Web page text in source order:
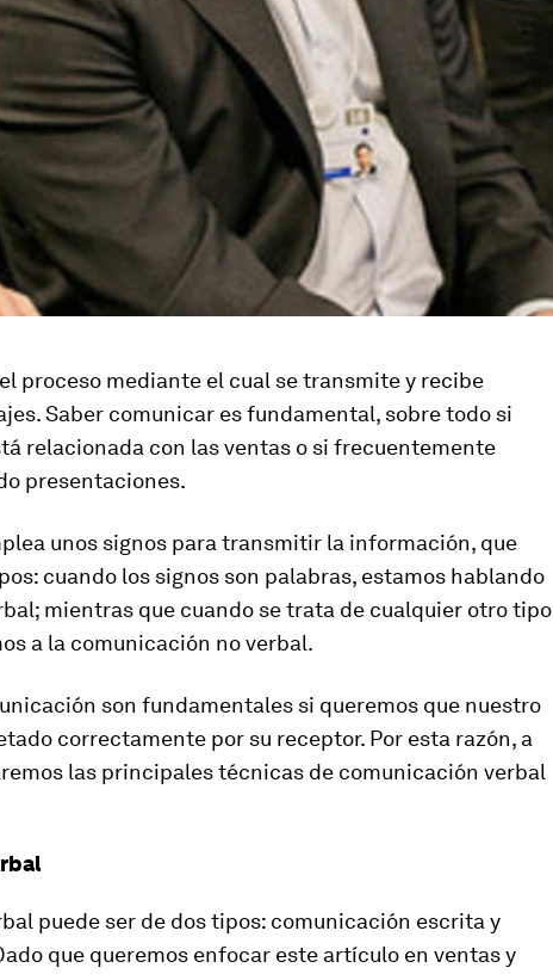
proceso mediante el cual se transmite y recibe
Saber comunicar es fundamental, sobre todo si
relacionada con las ventas o si frecuentemente
presentaciones.
unos signos para transmitir la información, que
cuando los signos son palabras, estamos hablando
mientras que cuando se trata de cualquier otro tipo
a la comunicación no verbal.
son fundamentales si queremos que nuestro
correctamente por su receptor. Por esta razón, a
las principales técnicas de comunicación verbal
puede ser de dos tipos: comunicación escrita y
que queremos enfocar este artículo en ventas y